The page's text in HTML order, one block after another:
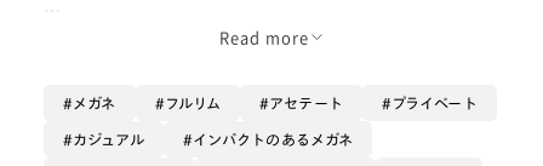
パンツのカーキと合わせてグリーンのフレームをかけて
-情報-
Read more
メガネ フルリム アセテート プライベート
カジュアル インパクトのあるメガネ